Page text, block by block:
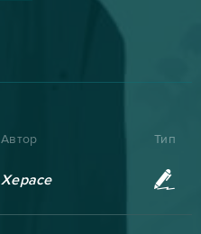
Автор Тип
Херасе